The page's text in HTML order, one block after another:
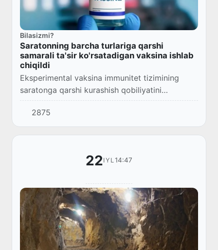
Bilasizmi?
Saratonning barcha turlariga qarshi
samarali ta'sir ko'rsatadigan vaksina ishlab
chiqildi
Eksperimental vaksina immunitet tizimining
saratonga qarshi kurashish qobiliyatini
o'smaning qanday turga mansubligiga
qaramasdan oshiradi.
2875
22IYL 14:47